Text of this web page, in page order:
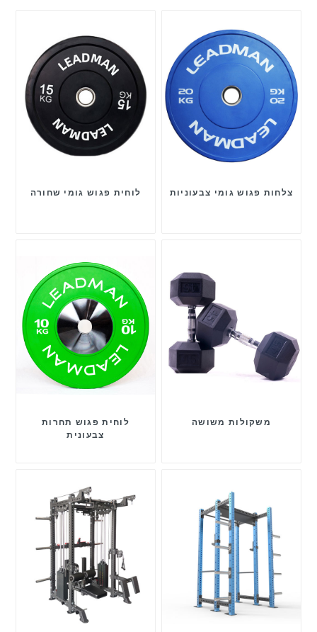
לוחית פגוש גומי שחורה צלחות פגוש גומי צבעוניות
לוחית פגוש תחרות
צבעונית
משקולות משושה